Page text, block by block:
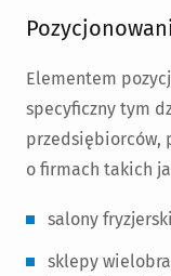
Elementem
specyficzny tym
przedsiębiorców,
o firmach takich
salony
sklepy